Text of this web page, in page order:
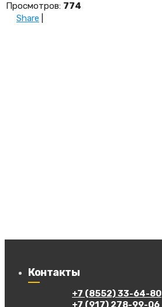
Просмотров: 774
Share
Контакты
+7 (8552) 33-64-80
+7 (917) 278-99-06